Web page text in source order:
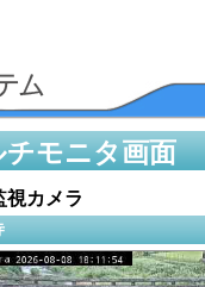
チモニタ画面
視カメラ